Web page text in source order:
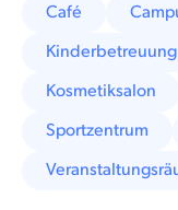
Café
Kinderbetreuung
Kosmetiksalon
Sportzentrum